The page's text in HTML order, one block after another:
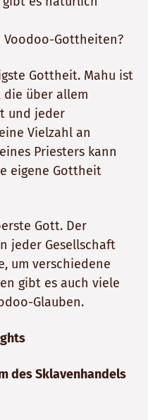
Gottheiten?
Gottheit. Mahu ist
die über allem
und jeder
Vielzahl an
Priesters kann
eigene Gottheit
Gott. Der
jeder Gesellschaft
um verschiedene
gibt es auch viele
Glauben.
des Sklavenhandels